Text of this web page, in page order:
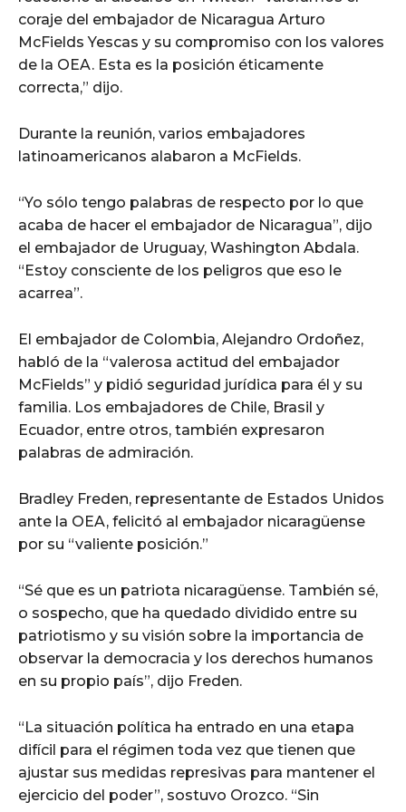
coraje del embajador de Nicaragua Arturo
McFields Yescas y su compromiso con los valores
de la OEA. Esta es la posición éticamente
correcta,” dijo.
Durante la reunión, varios embajadores
latinoamericanos alabaron a McFields.
“Yo sólo tengo palabras de respecto por lo que
acaba de hacer el embajador de Nicaragua”, dijo
el embajador de Uruguay, Washington Abdala.
“Estoy consciente de los peligros que eso le
acarrea”.
El embajador de Colombia, Alejandro Ordoñez,
habló de la “valerosa actitud del embajador
McFields” y pidió seguridad jurídica para él y su
familia. Los embajadores de Chile, Brasil y
Ecuador, entre otros, también expresaron
palabras de admiración.
Bradley Freden, representante de Estados Unidos
ante la OEA, felicitó al embajador nicaragüense
por su “valiente posición.”
“Sé que es un patriota nicaragüense. También sé,
o sospecho, que ha quedado dividido entre su
patriotismo y su visión sobre la importancia de
observar la democracia y los derechos humanos
en su propio país”, dijo Freden.
“La situación política ha entrado en una etapa
difícil para el régimen toda vez que tienen que
ajustar sus medidas represivas para mantener el
ejercicio del poder”, sostuvo Orozco. “Sin